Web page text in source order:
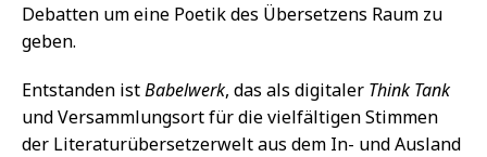
Debatten um eine Poetik des Übersetzens Raum zu
geben.
Entstanden istBabelwerk, das als digitaler Think Tank
und Versammlungsort für die vielfältigen Stimmen
der Literaturübersetzerwelt aus dem In- und Ausland